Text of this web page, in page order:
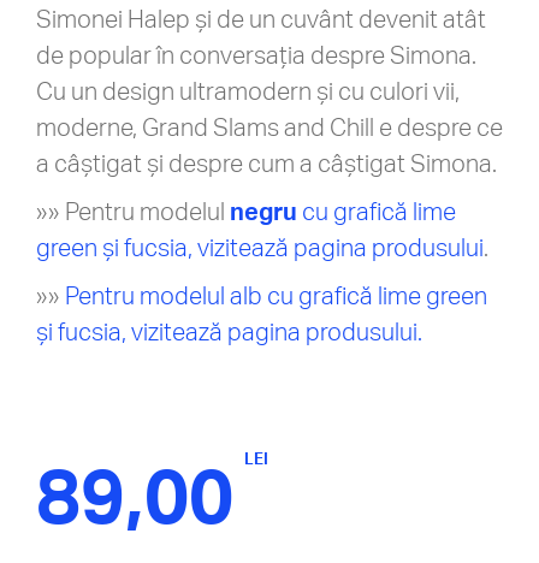
Simonei Halep și de un cuvânt devenit atât
de popular în conversația despre Simona.
Cu un design ultramodern și cu culori vii,
moderne, Grand Slams and Chill e despre ce
a câștigat și despre cum a câștigat Simona.
»» Pentru modelul negru cu grafică lime
green și fucsia, vizitează pagina produsului.
»» Pentru modelul alb cu grafică lime green
și fucsia, vizitează pagina produsului.
89,00LEI